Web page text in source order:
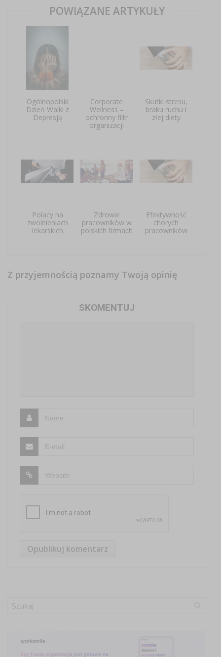
POWIĄZANE ARTYKUŁY
Ogólnopolski
Dzień Walki z
Depresją
Corporate
Wellness –
ochronny filtr
organizacji
Skutki stresu,
braku ruchu i
złej diety
Polacy na
zwolnieniach
lekarskich
Zdrowie
pracowników w
polskich firmach
Efektywność
chorych
pracowników
Z przyjemnością poznamy Twoją opinię
SKOMENTUJ